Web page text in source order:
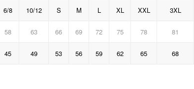
6/8 10/12 S M L XL XXL 3XL
58 63 66 69 72 75 78 81
45 49 53 56 59 62 65 68